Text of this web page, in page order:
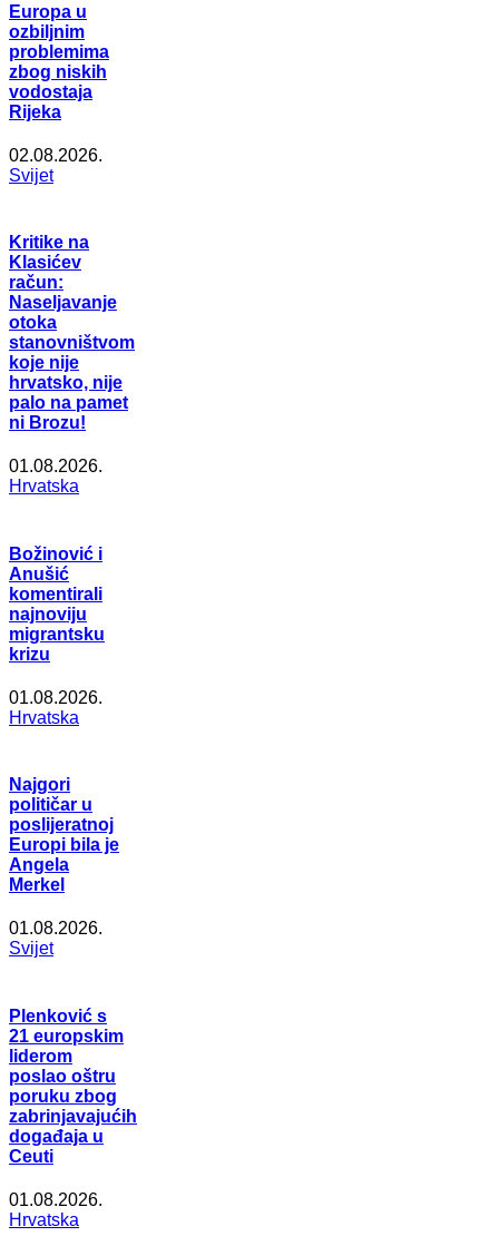
Europa u
ozbiljnim
problemima
zbog niskih
vodostaja
Rijeka
02.08.2026.
Svijet
Kritike na
Klasićev
račun:
Naseljavanje
otoka
stanovništvom
koje nije
hrvatsko, nije
palo na pamet
ni Brozu!
01.08.2026.
Hrvatska
Božinović i
Anušić
komentirali
najnoviju
migrantsku
krizu
01.08.2026.
Hrvatska
Najgori
političar u
poslijeratnoj
Europi bila je
Angela
Merkel
01.08.2026.
Svijet
Plenković s
21 europskim
liderom
poslao oštru
poruku zbog
zabrinjavajućih
događaja u
Ceuti
01.08.2026.
Hrvatska